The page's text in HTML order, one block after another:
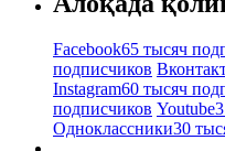
Facebook65 тысяч
подписчиков
Instagram60 тысяч
подписчиков Youtube
Одноклассники30